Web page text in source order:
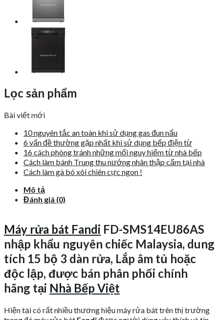
Lọc sản phẩm
Bài viết mới
10 nguyên tắc an toàn khi sử dụng gas đun nấu
6 vấn đề thường gặp nhất khi sử dụng bếp điện từ
16 cách phòng tránh những mối nguy hiểm từ nhà bếp
Cách làm bánh Trung thu nướng nhân thập cẩm tại nhà
Cách làm gà bó xôi chiên cực ngon !
Mô tả
Đánh giá (0)
Máy rửa bát Fandi FD-SMS14EU86AS
nhập khẩu nguyên chiếc Malaysia, dung
tích 15 bộ 3 dàn rửa, Lắp âm tủ hoặc
độc lập, được bán phân phối chính
hãng tại Nhà Bếp Việt
Hiện tại có rất nhiều thương hiệu máy rửa bát trên thị trường